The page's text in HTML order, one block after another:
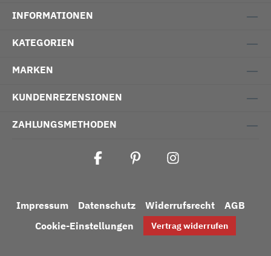
INFORMATIONEN
KATEGORIEN
MARKEN
KUNDENREZENSIONEN
ZAHLUNGSMETHODEN
Impressum Datenschutz Widerrufsrecht
AGB
Cookie-Einstellungen
Vertrag widerrufen